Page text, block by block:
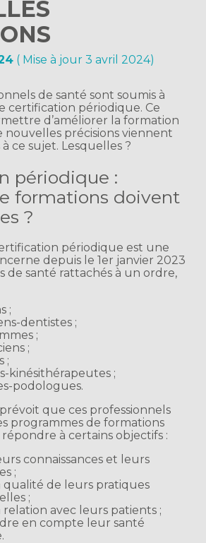
( Mise à jour 3 avril 2024)
de santé sont soumis à
certification périodique. Ce
d’améliorer la formation
nouvelles précisions viennent
ce sujet. Lesquelles ?
périodique :
formations doivent
?
périodique est une
depuis le 1er janvier 2023
de santé rattachés à un ordre,
;
dentistes ;
;
;
;
kinésithérapeutes ;
podologues.
que ces professionnels
programmes de formations
à certains objectifs :
connaissances et leurs
;
qualité de leurs pratiques
;
relation avec leurs patients ;
en compte leur santé